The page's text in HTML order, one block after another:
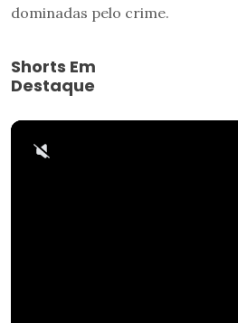
dominadas pelo crime.
Shorts Em
Destaque